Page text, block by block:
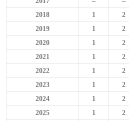
2018
1 2
2019
1 2
2020
1 2
2021
1 2
2022
1 2
2023
1 2
2024
1 2
2025
1 2